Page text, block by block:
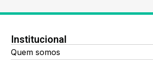
Institucional
Quem somos